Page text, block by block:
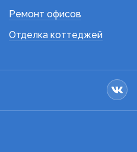
Ремонт офисов
Отделка коттеджей